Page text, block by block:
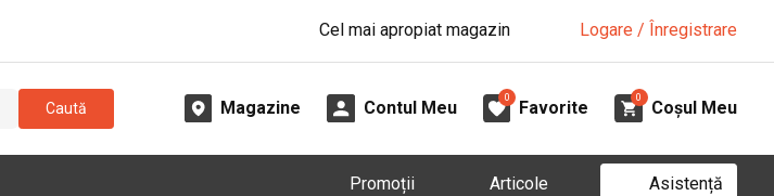
Cel mai apropiat magazin Logare / Înregistrare
Caută Magazine Contul Meu
0
Favorite
0
Coșul Meu
Promoții Articole Asistență